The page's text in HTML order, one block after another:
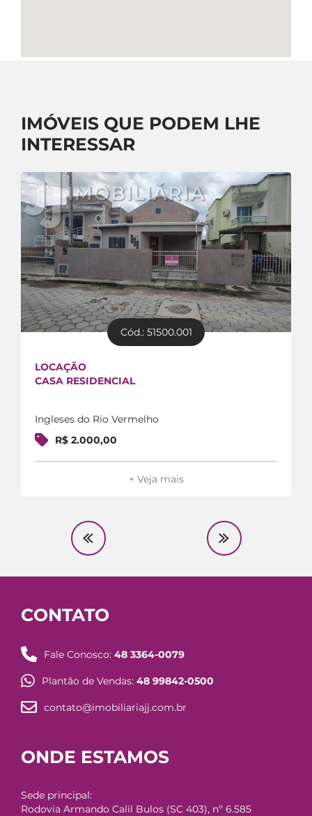
IMÓVEIS QUE PODEM LHE
INTERESSAR
Cód.: 51500.001
LOCAÇÃO
CASA RESIDENCIAL
Ingleses do Rio Vermelho
R$ 2.000,00
+ Veja mais
CONTATO
Fale Conosco: 48 3364-0079
Plantão de Vendas: 48 99842-0500
contato@imobiliariajj.com.br
ONDE ESTAMOS
Sede principal:
Rodovia Armando Calil Bulos (SC 403), nº 6.585